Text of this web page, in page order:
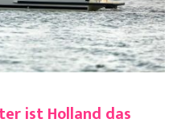
ist Holland das